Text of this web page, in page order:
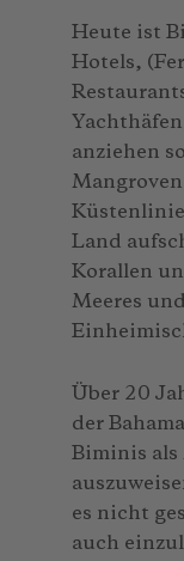
Heute ist
Hotels,
anziehen
Land
Korallen
Meeres
Über 20
der
Biminis als
es nicht
auch